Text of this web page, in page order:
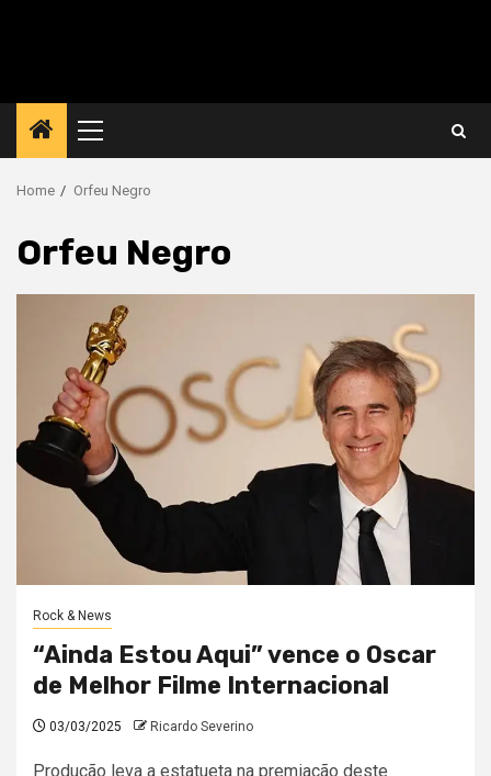
Primary
Menu
Home Orfeu Negro
Orfeu Negro
Rock & News
“Ainda Estou Aqui” vence o Oscar
de Melhor Filme Internacional
03/03/2025 Ricardo Severino
Produção leva a estatueta na premiação deste